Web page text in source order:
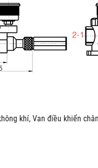
khí, Van điều khiển